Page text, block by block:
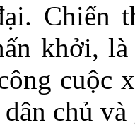
Chiến
khởi,
cuộc
chủ và